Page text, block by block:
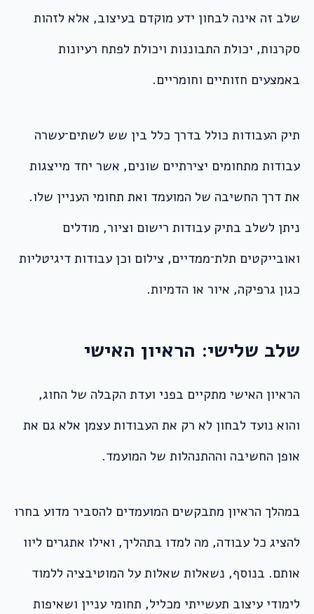
שלב זה אינה לבחון ידע מוקדם בעיצוב, אלא לזהות
סקרנות, יכולת התבוננות ויכולת לפתח רעיונות
באמצעים חזותיים וחומריים.
תיק העבודות כולל בדרך כלל בין שש לשתים־עשרה
עבודות מתחומים יצירתיים שונים, אשר יחד מייצגות
את דרך החשיבה של המועמד ואת תחומי העניין שלו.
ניתן לשלב בתיק עבודות רישום וציור, מודלים
ואובייקטים תלת־ממדיים, צילום וכן עבודות דיגיטליות
כגון גרפיקה, איור או הדמיות.
שלב שלישי: הראיון האישי
הראיון האישי מתקיים בפני ועדת הקבלה של החוג,
והוא נועד לבחון לא רק את העבודות עצמן אלא גם את
אופן החשיבה וההתנהלות של המועמד.
במהלך הראיון מתבקשים המועמדים להסביר מדוע בחרו
להציג כל עבודה, מה למדו בתהליך, ואילו אתגרים ליוו
אותם. בנוסף, נשאלות שאלות על המוטיבציה ללמוד
לימודי עיצוב תעשייתי מכליל, תחומי עניין ושאיפות